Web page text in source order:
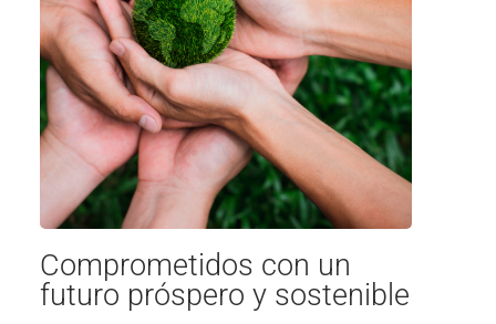
Comprometidos con un
futuro próspero y sostenible